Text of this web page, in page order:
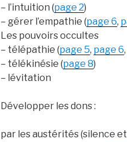
– l’intuition (page 2)
– gérer l’empathie (page 6,
Les pouvoirs occultes
– télépathie (page 5, page 6,
– télékinésie (page 8)
– lévitation
Développer les dons :
par les austérités (silence